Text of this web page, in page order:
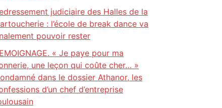
judiciaire des Halles de la
: l’école de break dance va
pouvoir rester
« Je paye pour ma
une leçon qui coûte cher… »
dans le dossier Athanor, les
d’un chef d’entreprise